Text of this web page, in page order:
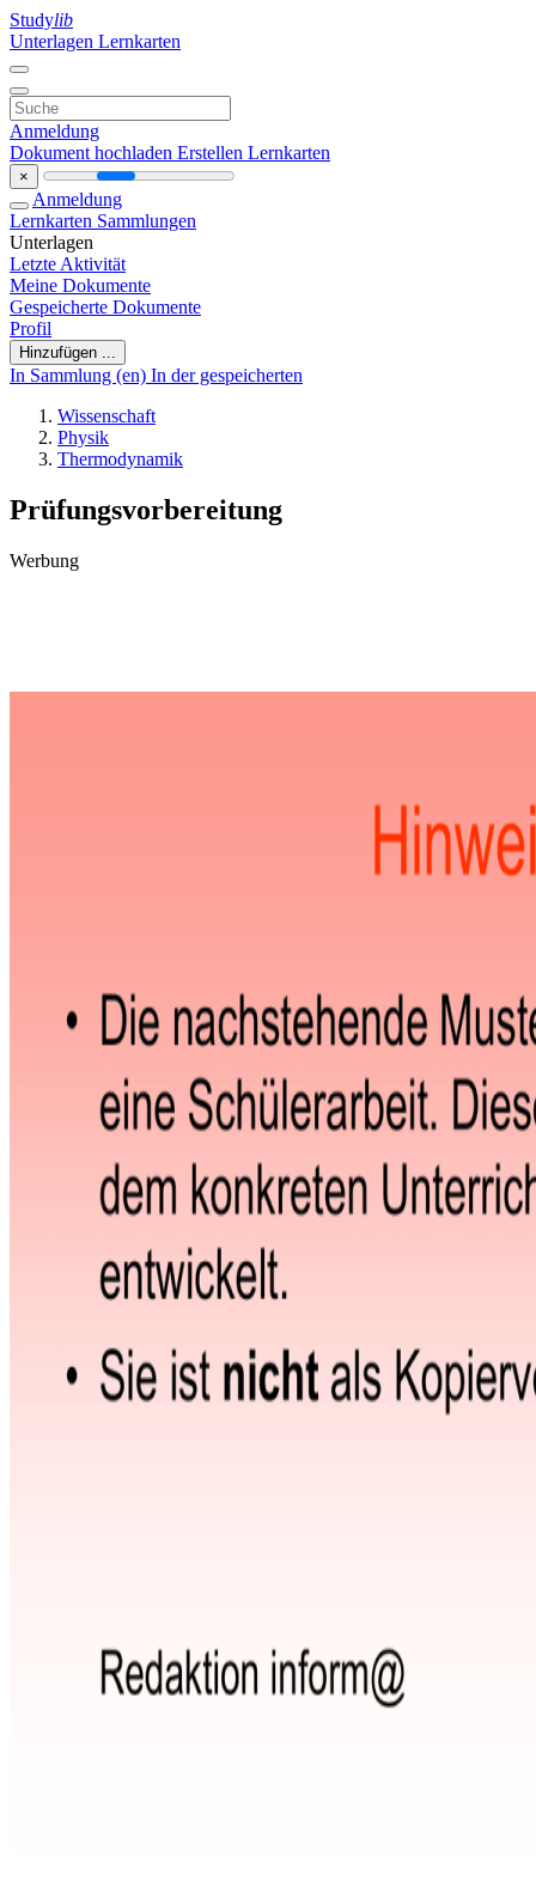
Studylib
Unterlagen Lernkarten
Anmeldung
Dokument hochladen Erstellen Lernkarten
×
Anmeldung
Lernkarten Sammlungen
Unterlagen
Letzte Aktivität
Meine Dokumente
Gespeicherte Dokumente
Profil
Hinzufügen ...
In Sammlung (en) In der gespeicherten
Wissenschaft
Physik
Thermodynamik
Prüfungsvorbereitung
Werbung